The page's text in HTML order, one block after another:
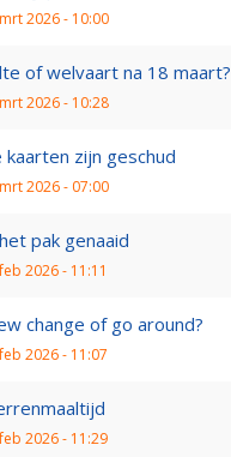
2026 - 10:00
of welvaart na 18 maart?
2026 - 10:28
kaarten zijn geschud
2026 - 07:00
pak genaaid
2026 - 11:11
change of go around?
2026 - 11:07
2026 - 11:29